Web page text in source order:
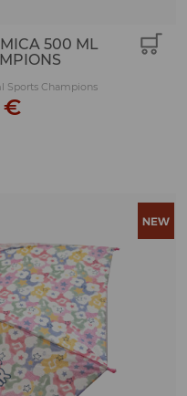
500 ML
Sports Champions
€